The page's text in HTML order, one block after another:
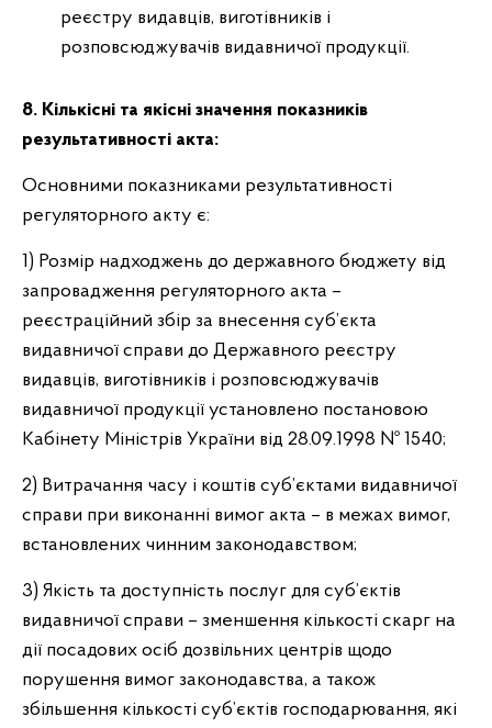
реєстру видавців, виготівників і
розповсюджувачів видавничої продукції.
8. Кількісні та якісні значення показників
результативності акта:
Основними показниками результативності
регуляторного акту є:
1) Розмір надходжень до державного бюджету від
запровадження регуляторного акта –
реєстраційний збір за внесення суб’єкта
видавничої справи до Державного реєстру
видавців, виготівників і розповсюджувачів
видавничої продукції установлено постановою
Кабінету Міністрів України від 28.09.1998 № 1540;
2) Витрачання часу і коштів суб’єктами видавничої
справи при виконанні вимог акта – в межах вимог,
встановлених чинним законодавством;
3) Якість та доступність послуг для суб’єктів
видавничої справи – зменшення кількості скарг на
дії посадових осіб дозвільних центрів щодо
порушення вимог законодавства, а також
збільшення кількості суб’єктів господарювання, які